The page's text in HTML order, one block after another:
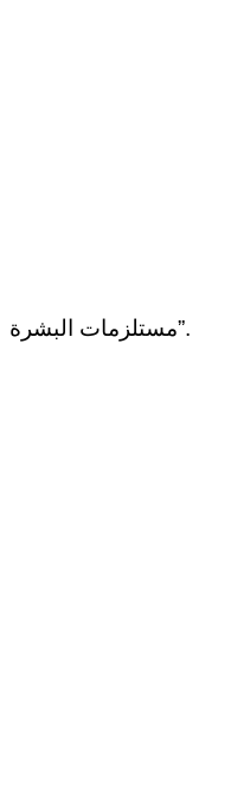
مستلزمات البشرة”.